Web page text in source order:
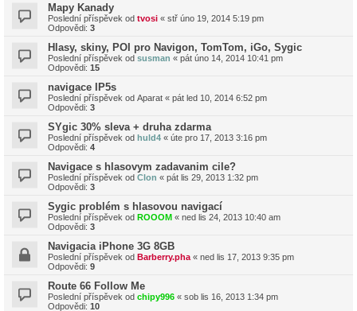
Mapy Kanady
Poslední příspěvek od tvosi « stř úno 19, 2014 5:19 pm
Odpovědi: 3
Hlasy, skiny, POI pro Navigon, TomTom, iGo, Sygic
Poslední příspěvek od susman « pát úno 14, 2014 10:41 pm
Odpovědi: 15
navigace IP5s
Poslední příspěvek od Aparat « pát led 10, 2014 6:52 pm
Odpovědi: 3
SYgic 30% sleva + druha zdarma
Poslední příspěvek od huld4 « úte pro 17, 2013 3:16 pm
Odpovědi: 4
Navigace s hlasovym zadavanim cile?
Poslední příspěvek od Clon « pát lis 29, 2013 1:32 pm
Odpovědi: 3
Sygic problém s hlasovou navigací
Poslední příspěvek od ROOOM « ned lis 24, 2013 10:40 am
Odpovědi: 3
Navigacia iPhone 3G 8GB
Poslední příspěvek od Barberry.pha « ned lis 17, 2013 9:35 pm
Odpovědi: 9
Route 66 Follow Me
Poslední příspěvek od chipy996 « sob lis 16, 2013 1:34 pm
Odpovědi: 10